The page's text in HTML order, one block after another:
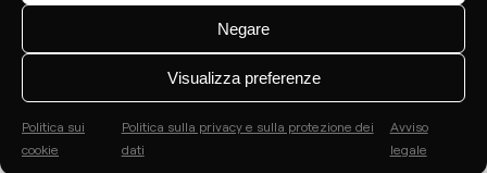
Negare
Visualizza preferenze
Politica sui
cookie
Politica sulla privacy e sulla protezione dei
dati
Avviso
legale